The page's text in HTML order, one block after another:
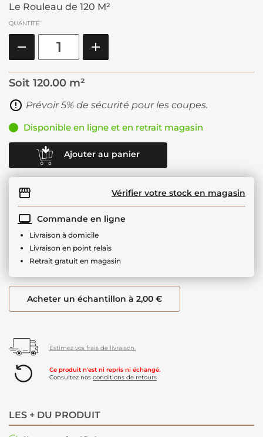
Le Rouleau de 120 M²
QUANTITÉ
Soit 120.00 m²
Prévoir 5% de sécurité pour les coupes.
Disponible en ligne et en retrait magasin
Ajouter au panier
Vérifier votre stock en magasin
Commande en ligne
Livraison à domicile
Livraison en point relais
Retrait gratuit en magasin
Acheter un échantillon à 2,00 €
Estimez vos frais de livraison.
Ce produit n'est ni repris ni échangé.
Consultez nos conditions de retours
LES + DU PRODUIT